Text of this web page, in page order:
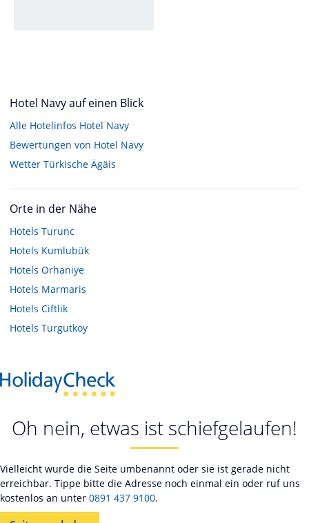
Hotel Navy auf einen Blick
Alle Hotelinfos Hotel Navy
Bewertungen von Hotel Navy
Wetter Türkische Ägäis
Orte in der Nähe
Hotels Turunc
Hotels Kumlubük
Hotels Orhaniye
Hotels Marmaris
Hotels Ciftlik
Hotels Turgutköy
Oh nein, etwas ist schiefgelaufen!
Vielleicht wurde die Seite umbenannt oder sie ist gerade nicht
erreichbar. Tippe bitte die Adresse noch einmal ein oder ruf uns
kostenlos an unter 0891 437 9100.